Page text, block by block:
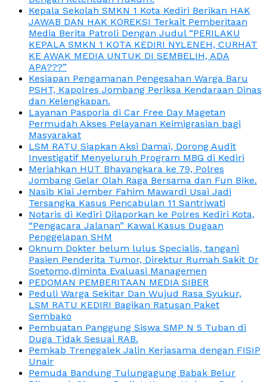
Kepala Sekolah SMKN 1 Kota Kediri Berikan HAK
JAWAB DAN HAK KOREKSI Terkait Pemberitaan
Media Berita Patroli Dengan Judul “PERILAKU
KEPALA SMKN 1 KOTA KEDIRI NYLENEH, CURHAT
KE AWAK MEDIA UNTUK DI SEMBELIH, ADA
APA???”
Kesiapan Pengamanan Pengesahan Warga Baru
PSHT, Kapolres Jombang Periksa Kendaraan Dinas
dan Kelengkapan.
Layanan Pasporia di Car Free Day Magetan
Permudah Akses Pelayanan Keimigrasian bagi
Masyarakat
LSM RATU Siapkan Aksi Damai, Dorong Audit
Investigatif Menyeluruh Program MBG di Kediri
Meriahkan HUT Bhayangkara ke 79, Polres
Jombang Gelar Olah Raga Bersama dan Fun Bike.
Nasib Kiai Jember Fahim Mawardi Usai Jadi
Tersangka Kasus Pencabulan 11 Santriwati
Notaris di Kediri Dilaporkan ke Polres Kediri Kota,
“Pengacara Jalanan” Kawal Kasus Dugaan
Penggelapan SHM
Oknum Dokter belum lulus Specialis, tangani
Pasien Penderita Tumor, Direktur Rumah Sakit Dr
Soetomo,diminta Evaluasi Managemen
PEDOMAN PEMBERITAAN MEDIA SIBER
Peduli Warga Sekitar Dan Wujud Rasa Syukur,
LSM RATU KEDIRI Bagikan Ratusan Paket
Sembako
Pembuatan Panggung Siswa SMP N 5 Tuban di
Duga Tidak Sesuai RAB.
Pemkab Trenggalek Jalin Kerjasama dengan FISIP
Unair
Pemuda Bandung Tulungagung Babak Belur